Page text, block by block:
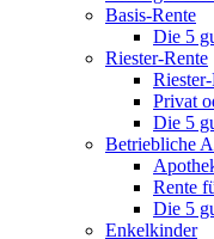
Basis-Rente
Die 5
Riester-Rente
Privat
Die 5
Betriebliche
Rente
Die 5
Enkelkinder